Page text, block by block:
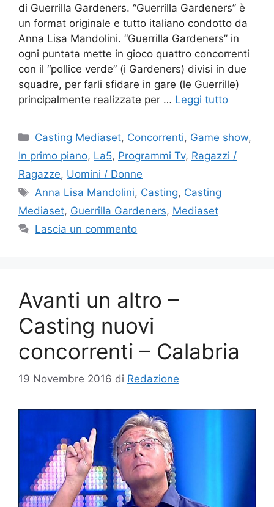
di Guerrilla Gardeners. “Guerrilla Gardeners” è
un format originale e tutto italiano condotto da
Anna Lisa Mandolini. “Guerrilla Gardeners” in
ogni puntata mette in gioco quattro concorrenti
con il “pollice verde” (i Gardeners) divisi in due
squadre, per farli sfidare in gare (le Guerrille)
principalmente realizzate per … Leggi tutto
Categorie
Casting Mediaset, Concorrenti, Game show,
In primo piano, La5, Programmi Tv, Ragazzi /
Ragazze, Uomini / Donne
Tag
Anna Lisa Mandolini, Casting, Casting
Mediaset, Guerrilla Gardeners, Mediaset
Lascia un commento
Avanti un altro –
Casting nuovi
concorrenti – Calabria
19 Novembre 2016 di Redazione